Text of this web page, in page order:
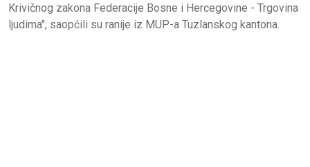
Krivičnog zakona Federacije Bosne i Hercegovine - Trgovina
ljudima", saopćili su ranije iz MUP-a Tuzlanskog kantona.